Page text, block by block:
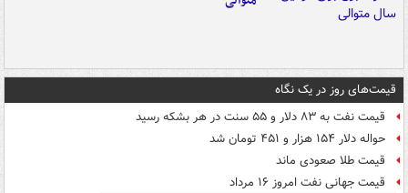
قیمت‌های روز در یک نگاه
قیمت نفت به ۸۳ دلار و ۵۵ سنت در هر بشکه رسید
حواله دلار ۱۵۴ هزار و ۴۵۱ تومان شد
قیمت طلا صعودی ماند
قیمت جهانی نفت امروز ۱۶ مرداد